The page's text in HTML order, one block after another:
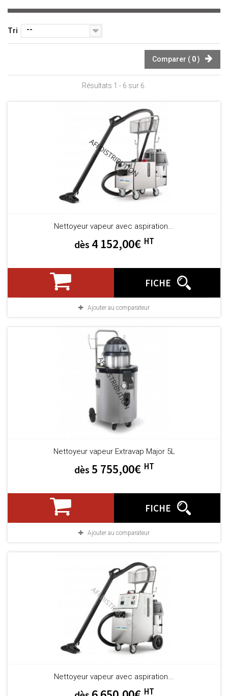
Tri --
Comparer ( 0)
Résultats 1 - 6 sur 6.
Nettoyeur vapeur avec aspiration...
dès 4 152,00€ HT
FICHE
Ajouter au comparateur
Nettoyeur vapeur Extravap Major 5L
dès 5 755,00€ HT
FICHE
Ajouter au comparateur
Nettoyeur vapeur avec aspiration...
HT